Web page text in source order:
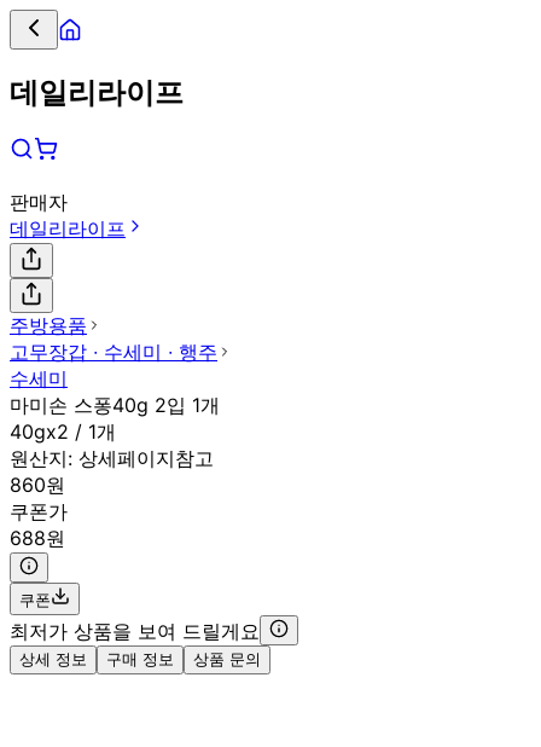
데일리라이프
판매자
데일리라이프
주방용품
고무장갑 ∙ 수세미 ∙ 행주
수세미
마미손 스퐁40g 2입 1개
40gx2 / 1개
원산지: 상세페이지참고
860원
쿠폰가
688원
쿠폰
최저가 상품을 보여 드릴게요
상세 정보 구매 정보 상품 문의